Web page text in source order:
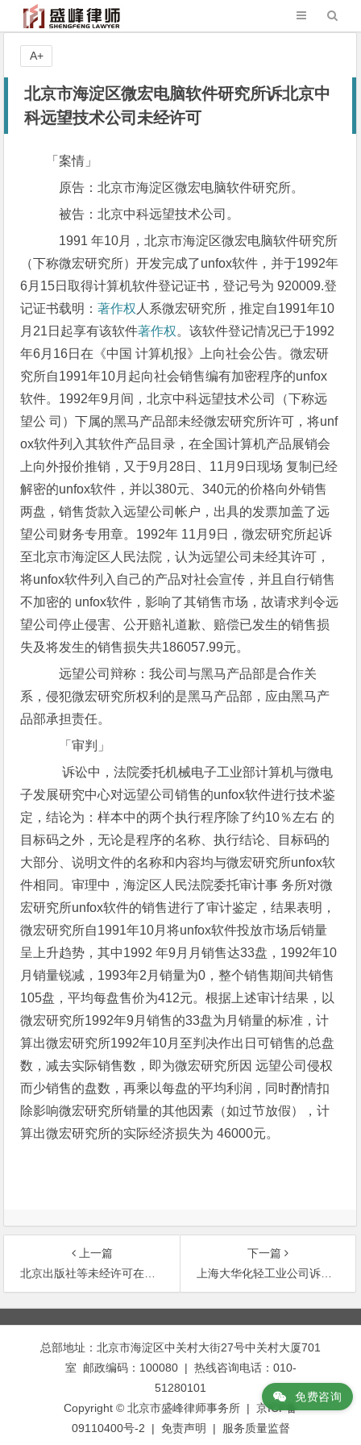
北京市海淀区微宏电脑软件研究所诉北京中
科远望技术公司未经许可
「案情」
原告：北京市海淀区微宏电脑软件研究所。
被告：北京中科远望技术公司。
1991 年10月，北京市海淀区微宏电脑软件研究所
（下称微宏研究所）开发完成了unfox软件，并于1992年
6月15日取得计算机软件登记证书，登记号为 920009.登
记证书载明：著作权 人系微宏研究所，推定自1991年10
月21日起享有该软件著作权。该软件登记情况已于1992
年6月16日在《中国 计算机报》上向社会公告。微宏研
究所自1991年10月起向社会销售编有加密程序的unfox
软件。1992年9月间，北京中科远望技术公司（下称远
望公 司）下属的黑马产品部未经微宏研究所许可，将unf
ox软件列入其软件产品目录，在全国计算机产品展销会
上向外报价推销，又于9月28日、11月9日现场 复制已经
解密的unfox软件，并以380元、340元的价格向外销售
两盘，销售货款入远望公司帐户，出具的发票加盖了远
望公司财务专用章。1992年 11月9日，微宏研究所起诉
至北京市海淀区人民法院，认为远望公司未经其许可，
将unfox软件列入自己的产品对社会宣传，并且自行销售
不加密的 unfox软件，影响了其销售市场，故请求判令远
望公司停止侵害、公开赔礼道歉、赔偿已发生的销售损
失及将发生的销售损失共186057.99元。
远望公司辩称：我公司与黑马产品部是合作关
系，侵犯微宏研究所权利的是黑马产品部，应由黑马产
品部承担责任。
「审判」
诉讼中，法院委托机械电子工业部计算机与微电
子发展研究中心对远望公司销售的unfox软件进行技术鉴
定，结论为：样本中的两个执行程序除了约10％左右 的
目标码之外，无论是程序的名称、执行结论、目标码的
大部分、说明文件的名称和内容均与微宏研究所unfox软
件相同。审理中，海淀区人民法院委托审计事 务所对微
宏研究所unfox软件的销售进行了审计鉴定，结果表明，
微宏研究所自1991年10月将unfox软件投放市场后销量
呈上升趋势，其中1992 年9月月销售达33盘，1992年10
月销量锐减，1993年2月销量为0，整个销售期间共销售
105盘，平均每盘售价为412元。根据上述审计结果，以
微宏研究所1992年9月销售的33盘为月销量的标准，计
算出微宏研究所1992年10月至判决作出日可销售的总盘
数，减去实际销售数，即为微宏研究所因 远望公司侵权
而少销售的盘数，再乘以每盘的平均利润，同时酌情扣
除影响微宏研究所销量的其他因素（如过节放假），计
算出微宏研究所的实际经济损失为 46000元。
A+
上一篇
北京出版社等未经许可在中国境内出版其作品侵害著作权案
下一篇
上海大华化轻工业公司诉孔德凯未申请专利之前签订的专利申请权转
文
章
总部地址：北京市海淀区中关村大街27号中关村大厦701
室 邮政编码：100080 | 热线咨询电话：010-
51280101
Copyright © 北京市盛峰律师事务所 | 京ICP备
09110400号-2 | 免责声明 | 服务质量监督
免费咨询